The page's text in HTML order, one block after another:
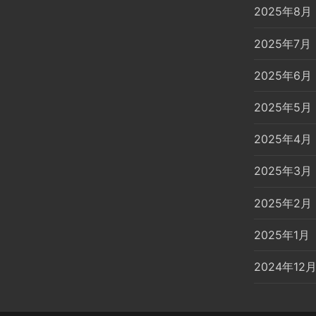
2025年8月
2025年7月
2025年6月
2025年5月
2025年4月
2025年3月
2025年2月
2025年1月
2024年12月